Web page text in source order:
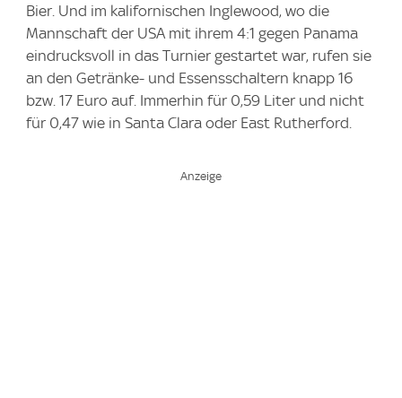
Bier. Und im kalifornischen Inglewood, wo die
Mannschaft der USA mit ihrem 4:1 gegen Panama
eindrucksvoll in das Turnier gestartet war, rufen sie
an den Getränke- und Essensschaltern knapp 16
bzw. 17 Euro auf. Immerhin für 0,59 Liter und nicht
für 0,47 wie in Santa Clara oder East Rutherford.